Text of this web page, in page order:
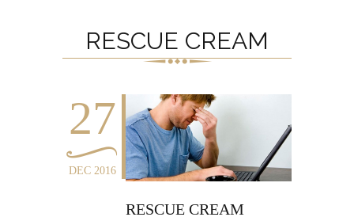
RESCUE CREAM
27
DEC 2016
RESCUE CREAM